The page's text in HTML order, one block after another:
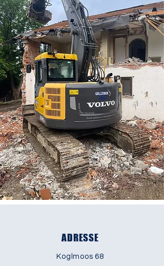
ADRESSE
Koglmoos 68